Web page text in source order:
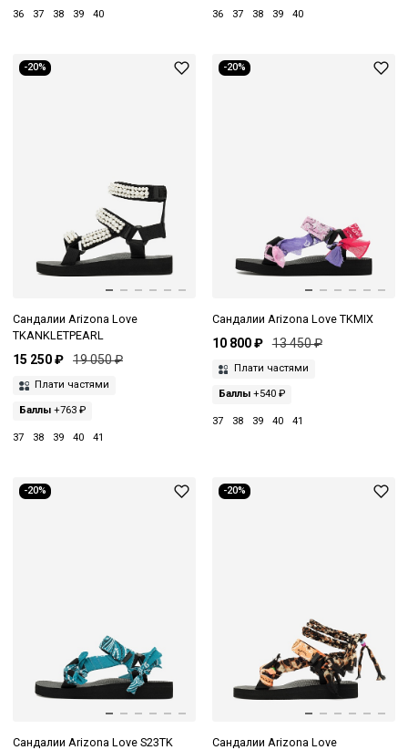
36 37 38 39 40 36 37 38 39 40
-20%
Сандалии Arizona Love
TKANKLETPEARL
15 250 ₽ 19 050 ₽
Плати частями
Баллы +763 ₽
37 38 39 40 41
-20%
Сандалии Arizona Love TKMIX
10 800 ₽ 13 450 ₽
Плати частями
Баллы+540 ₽
37 38 39 40 41
-20%
Сандалии Arizona Love S23TK
-20%
Сандалии Arizona Love